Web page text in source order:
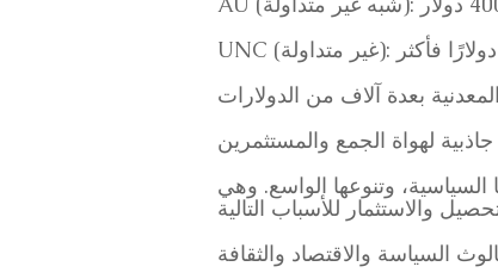
جاذبية لهواة الجمع والمستثمرين
السياسية، وتنوعها الواسع. وهي